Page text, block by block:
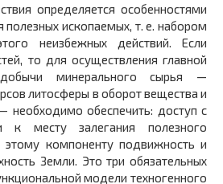
определяется особенностями
полезных ископаемых, т. е. набором
неизбежных действий. Если
то для осуществления главной
минерального сырья —
литосферы в оборот вещества и
необходимо обеспечить: доступ с
к месту залегания полезного
этому компоненту подвижность и
Земли. Это три обязательных
модели техногенного